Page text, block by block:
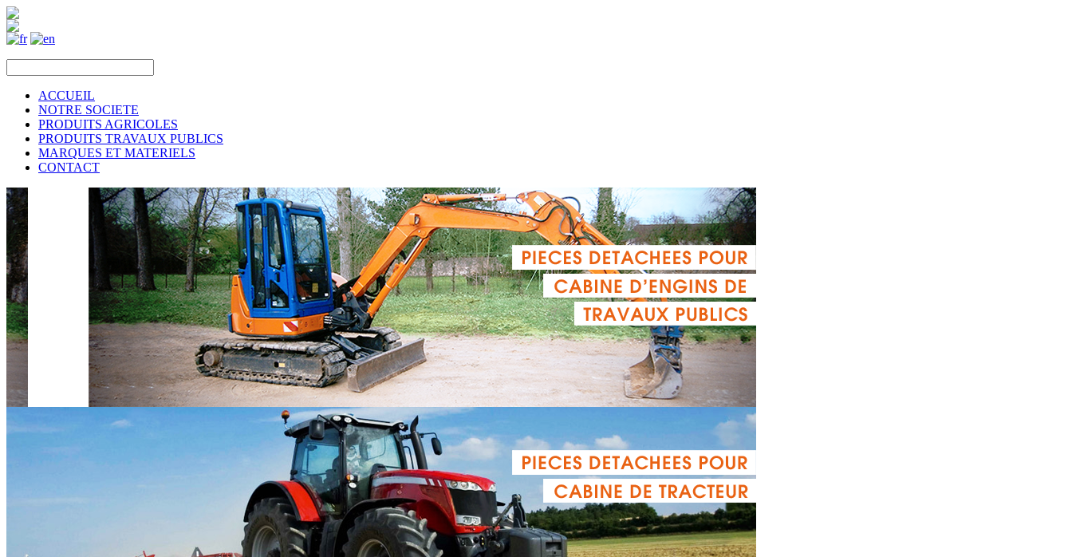
ACCUEIL
NOTRE SOCIETE
PRODUITS AGRICOLES
PRODUITS TRAVAUX PUBLICS
MARQUES ET MATERIELS
CONTACT